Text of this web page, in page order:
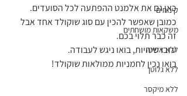
קינוחים
משקאות מושחתים
ללא אפייה
ללא גלוטן
ללא מיקסר
כאן גם את אלמנט ההפתעה לכל הסועדים.
כמובן שאפשר להכין עם סוג שוקולד אחד אבל
זה כבר תלוי בכם.
עזבו שטויות, בואו ניגש לעבודה.
בואו נכין לחמניות ממולאות שוקולד!